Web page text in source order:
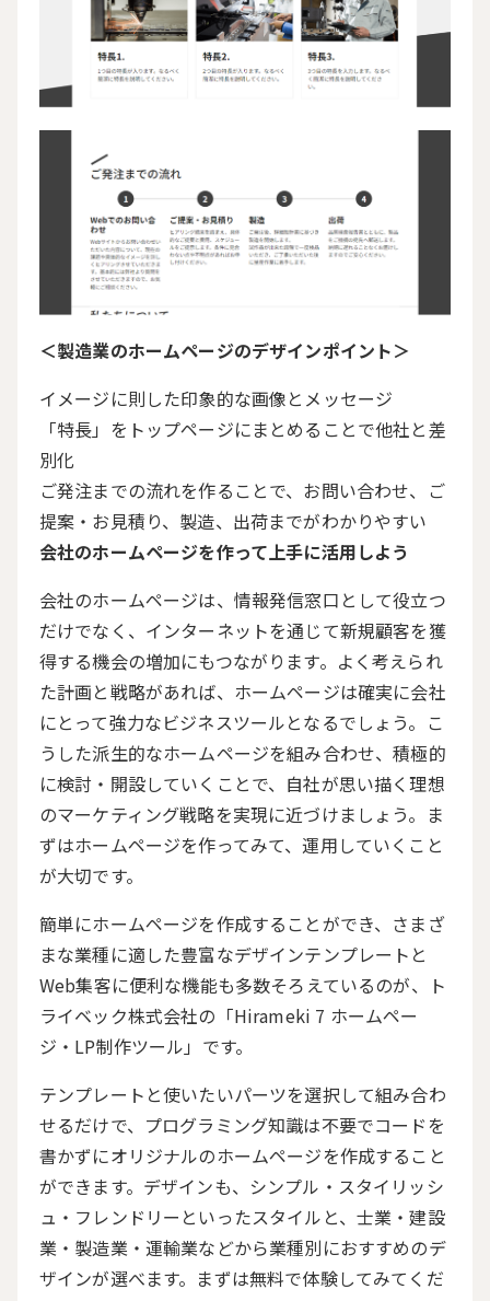
＜製造業のホームページのデザインポイント＞
イメージに則した印象的な画像とメッセージ
「特長」をトップページにまとめることで他社と差
別化
ご発注までの流れを作ることで、お問い合わせ、ご
提案・お見積り、製造、出荷までがわかりやすい
会社のホームページを作って上手に活用しよう
会社のホームページは、情報発信窓口として役立つ
だけでなく、インターネットを通じて新規顧客を獲
得する機会の増加にもつながります。よく考えられ
た計画と戦略があれば、ホームページは確実に会社
にとって強力なビジネスツールとなるでしょう。こ
うした派生的なホームページを組み合わせ、積極的
に検討・開設していくことで、自社が思い描く理想
のマーケティング戦略を実現に近づけましょう。ま
ずはホームページを作ってみて、運用していくこと
が大切です。
簡単にホームページを作成することができ、さまざ
まな業種に適した豊富なデザインテンプレートと
Web集客に便利な機能も多数そろえているのが、ト
ライベック株式会社の「Hirameki 7 ホームペー
ジ・ LP制作ツール」です。
テンプレートと使いたいパーツを選択して組み合わ
せるだけで、プログラミング知識は不要でコードを
書かずにオリジナルのホームページを作成すること
ができます。デザインも、シンプル・スタイリッシ
ュ・フレンドリーといったスタイルと、士業・建設
業・製造業・運輸業などから業種別におすすめのデ
ザインが選べます。まずは無料で体験してみてくだ